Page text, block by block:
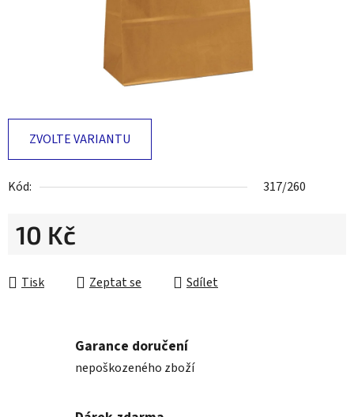
ZVOLTE VARIANTU
Kód: 317/260
10 Kč
Tisk
Zeptat se Sdílet
Garance doručení
nepoškozeného zboží